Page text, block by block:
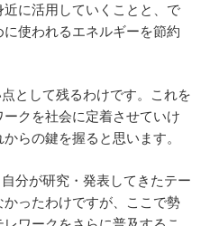
に活用していくことと、で
使われるエネルギーを節約
として残るわけです。これを
クを社会に定着させていけ
らの鍵を握ると思います。
分が研究・発表してきたテー
ったわけですが、ここで勢